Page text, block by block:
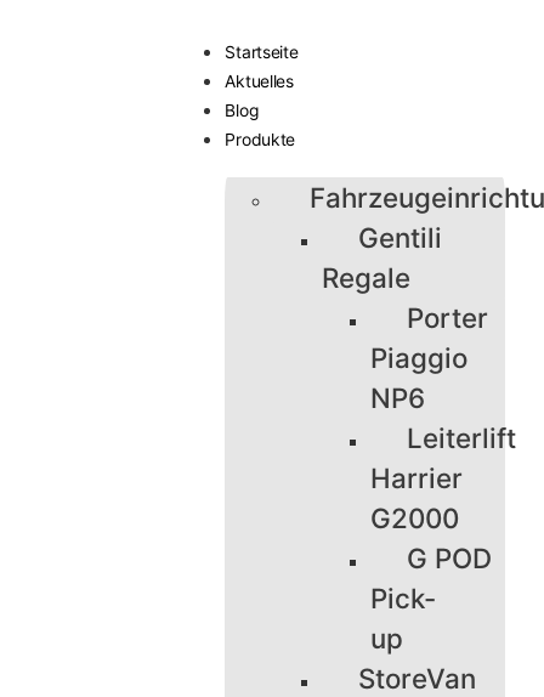
Startseite
Aktuelles
Blog
Produkte
Gentili
Regale
Porter
Piaggio
NP6
Leiterlift
Harrier
G2000
G POD
Pick-
up
StoreVan